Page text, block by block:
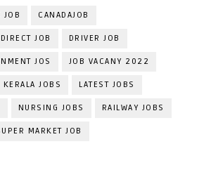
JOB CANADAJOB
DIRECT JOB DRIVER JOB
JOS JOB VACANY 2022
KERALA JOBS LATEST JOBS
NURSING JOBS RAILWAY JOBS
MARKET JOB